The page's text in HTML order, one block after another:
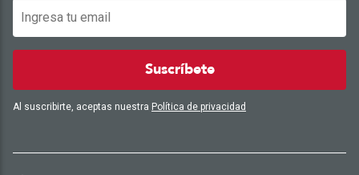
Suscríbete
Al suscribirte, aceptas nuestra Política de privacidad